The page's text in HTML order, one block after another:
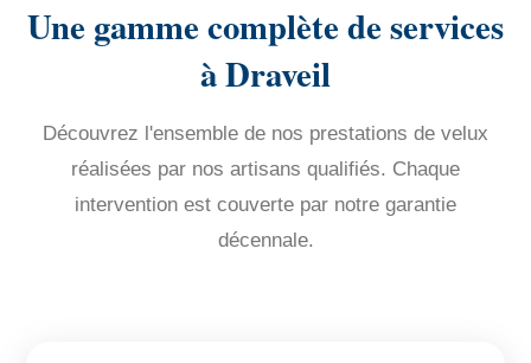
Une gamme complète de services
à Draveil
Découvrez l'ensemble de nos prestations de velux
réalisées par nos artisans qualifiés. Chaque
intervention est couverte par notre garantie
décennale.